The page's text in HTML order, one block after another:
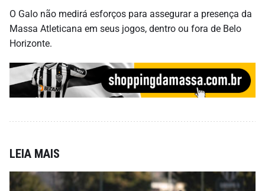
O Galo não medirá esforços para assegurar a presença da
Massa Atleticana em seus jogos, dentro ou fora de Belo
Horizonte.
LEIA MAIS